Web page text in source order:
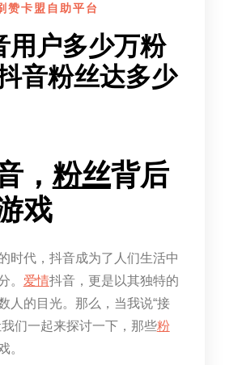
赞卡盟自助平台
用户多少万粉
音粉丝达多少
， 粉丝背后
戏
时代，抖音成为了人们生活中
。 爱情抖音，更是以其独特的
人的目光。那么，当我说“接
们一起来探讨一下，那些粉
。